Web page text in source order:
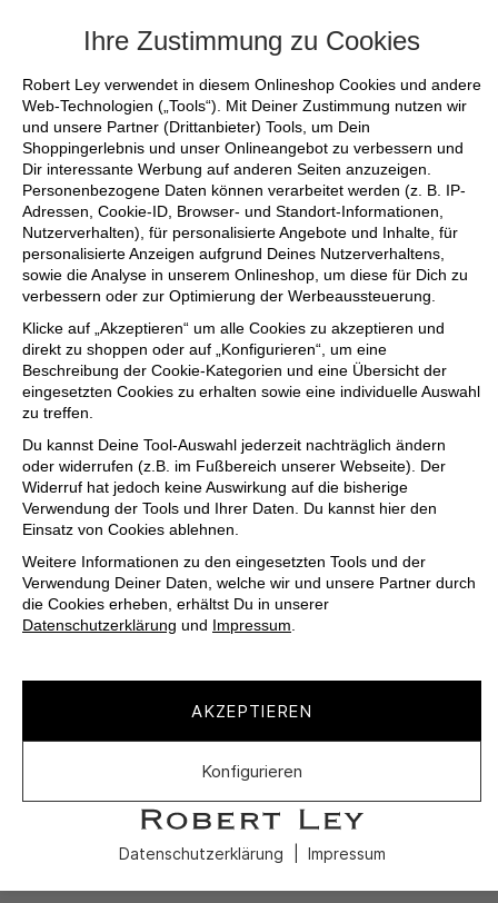
Ihre Zustimmung zu Cookies
Robert Ley verwendet in diesem Onlineshop Cookies und andere
Web-Technologien („Tools“). Mit Deiner Zustimmung nutzen wir
und unsere Partner (Drittanbieter) Tools, um Dein
Shoppingerlebnis und unser Onlineangebot zu verbessern und
Dir interessante Werbung auf anderen Seiten anzuzeigen.
Personenbezogene Daten können verarbeitet werden (z. B. IP-
Adressen, Cookie-ID, Browser- und Standort-Informationen,
Nutzerverhalten), für personalisierte Angebote und Inhalte, für
personalisierte Anzeigen aufgrund Deines Nutzerverhaltens,
sowie die Analyse in unserem Onlineshop, um diese für Dich zu
verbessern oder zur Optimierung der Werbeaussteuerung.
Klicke auf „Akzeptieren“ um alle Cookies zu akzeptieren und
direkt zu shoppen oder auf „Konfigurieren“, um eine
Beschreibung der Cookie-Kategorien und eine Übersicht der
eingesetzten Cookies zu erhalten sowie eine individuelle Auswahl
zu treffen.
Du kannst Deine Tool-Auswahl jederzeit nachträglich ändern
oder widerrufen (z.B. im Fußbereich unserer Webseite). Der
Widerruf hat jedoch keine Auswirkung auf die bisherige
Verwendung der Tools und Ihrer Daten. Du kannst hier den
Einsatz von Cookies ablehnen.
Weitere Informationen zu den eingesetzten Tools und der
Verwendung Deiner Daten, welche wir und unsere Partner durch
die Cookies erheben, erhältst Du in unserer
Datenschutzerklärung und Impressum.
AKZEPTIEREN
Konfigurieren
Datenschutzerklärung Impressum